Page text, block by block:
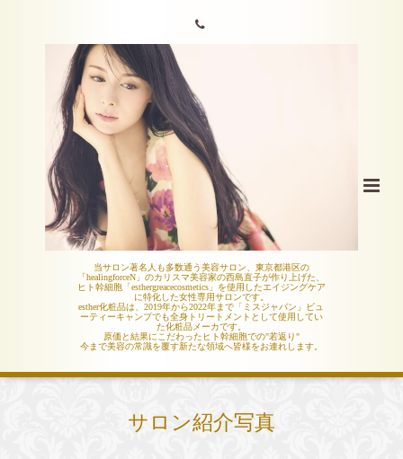
当サロン著名人も多数通う美容サロン、東京都港区の
「healingforceN」のカリスマ美容家の西島直子が作り上げた、
ヒト幹細胞「esthergreacecosmetics」を使用したエイジングケア
に特化した女性専用サロンです。
esther化粧品は、2019年から2022年まで「ミスジャパン」ビュ
ーティーキャンプでも全身トリートメントとして使用してい
た化粧品メーカです。
原価と結果にこだわったヒト幹細胞での"若返り"
今まで美容の常識を覆す新たな領域へ皆様をお連れします。
サロン紹介写真